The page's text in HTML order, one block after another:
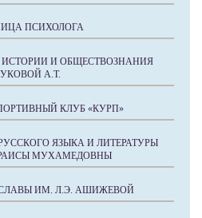
ПСИХОЛОГА
ИСТОРИИ И ОБЩЕСТВОЗНАНИЯ
А.Т.
КЛУБ «КУРП»
ЯЗЫКА И ЛИТЕРАТУРЫ
МУХАМЕДОВНЫ
ИМ. Л.Э. АШИЖЕВОЙ